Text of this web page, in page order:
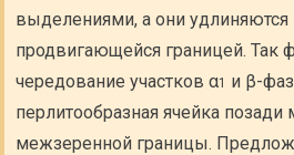
выделениями, а они удлиняются
продвигающейся границей. Так
чередование участков α1 и β-
перлитообразная ячейка
межзеренной границы.